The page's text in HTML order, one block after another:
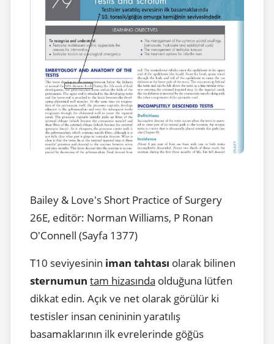
Bailey & Love's Short Practice of Surgery
26E, editör: Norman Williams, P Ronan
O'Connell (Sayfa 1377)
T10 seviyesinin iman tahtası olarak bilinen
sternumun tam hizasında olduğuna lütfen
dikkat edin. Açık ve net olarak görülür ki
testisler insan cenininin yaratılış
basamaklarının ilk evrelerinde göğüs